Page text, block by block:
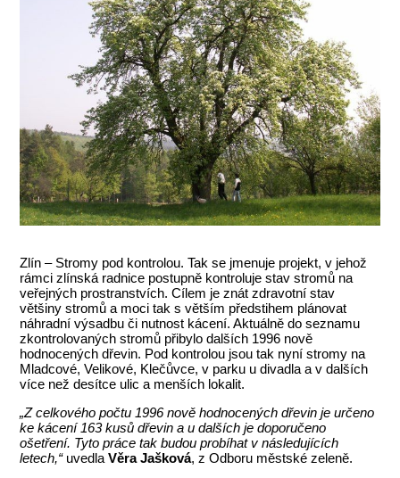
Zlín – Stromy pod kontrolou. Tak se jmenuje projekt, v jehož
rámci zlínská radnice postupně kontroluje stav stromů na
veřejných prostranstvích. Cílem je znát zdravotní stav
většiny stromů a moci tak s větším předstihem plánovat
náhradní výsadbu či nutnost kácení. Aktuálně do seznamu
zkontrolovaných stromů přibylo dalších 1996 nově
hodnocených dřevin. Pod kontrolou jsou tak nyní stromy na
Mladcové, Velikové, Klečůvce, v parku u divadla a v dalších
více než desítce ulic a menších lokalit.
„Z celkového počtu 1996 nově hodnocených dřevin je určeno
ke kácení 163 kusů dřevin a u dalších je doporučeno
ošetření. Tyto práce tak budou probíhat v následujících
letech,“uvedlaVěra Jašková, z Odboru městské zeleně.